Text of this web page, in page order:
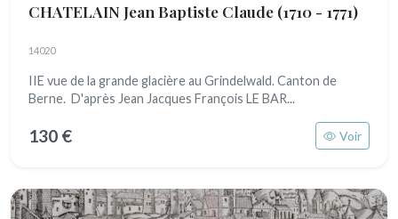
CHATELAIN Jean Baptiste Claude (1710 - 1771)
14020
IIE vue de la grande glacière au Grindelwald. Canton de
Berne. D'après Jean Jacques François LE BAR...
130 € Voir